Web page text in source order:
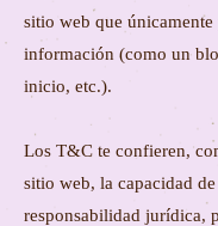
sitio web que
información (como un
inicio, etc.).
Los T&C te confieren,
sitio web, la capacidad
responsabilidad jurídica,